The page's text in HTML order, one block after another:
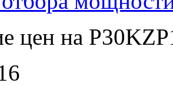
цен на